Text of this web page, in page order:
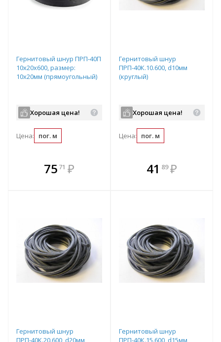
Гернитовый шнур ПРП-40П
10x20x600, размер:
10х20мм (прямоугольный)
Хорошая цена!
Цена: пог. м
75 71 ₽
В комплекте
всегда выгоднее!
Гернитовый шнур
ПРП-40К.10.600, d10мм
(круглый)
Хорошая цена!
Цена: пог. м
В комплекте
всегда выгоднее!
41 89 ₽
Гернитовый шнур
ПРП-40К.20.600, d20мм
Гернитовый шнур
ПРП-40К.15.600, d15мм